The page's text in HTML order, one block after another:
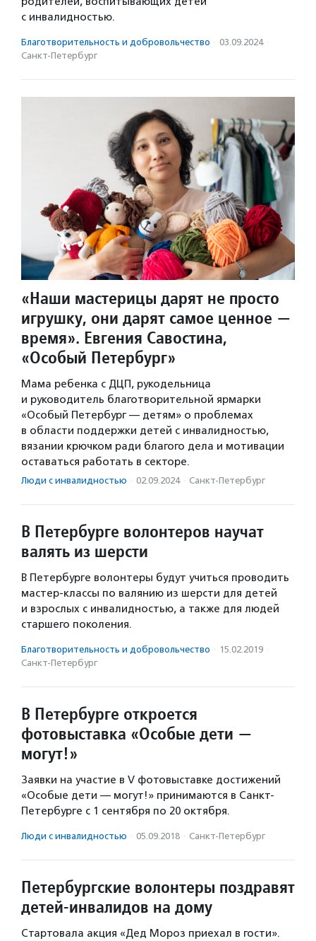
с инвалидностью.
Благотвори­тель­ность и доброволь­чест­во · 03.09.2024 ·
Санкт-Петербург
«Наши мастерицы дарят не просто
игрушку, они дарят самое ценное —
время». Евгения Савостина,
«Особый Петербург»
Мама ребенка с ДЦП, рукодельница
и руководитель благотворительной ярмарки
«Особый Петербург — детям» о проблемах
в области поддержки детей с инвалидностью,
вязании крючком ради благого дела и мотивации
оставаться работать в секторе.
Люди с инвалидностью · 02.09.2024 · Санкт-Петербург
В Петербурге волонтеров научат
валять из шерсти
В Петербурге волонтеры будут учиться проводить
мастер-классы по валянию из шерсти для детей
и взрослых с инвалидностью, а также для людей
старшего поколения.
Благотвори­тель­ность и доброволь­чест­во · 15.02.2019 ·
Санкт-Петербург
В Петербурге откроется
фотовыставка «Особые дети —
могут!»
Заявки на участие в V фотовыставке достижений
«Особые дети — могут!» принимаются в Санкт-
Петербурге с 1 сентября по 20 октября.
Люди с инвалидностью · 05.09.2018 · Санкт-Петербург
Петербургские волонтеры поздравят
детей-инвалидов на дому
Стартовала акция «Дед Мороз приехал в гости».